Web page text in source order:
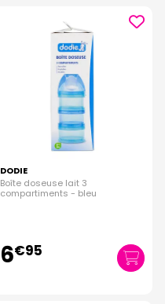
DODIE
Boîte doseuse lait 3
compartiments - bleu
6€95